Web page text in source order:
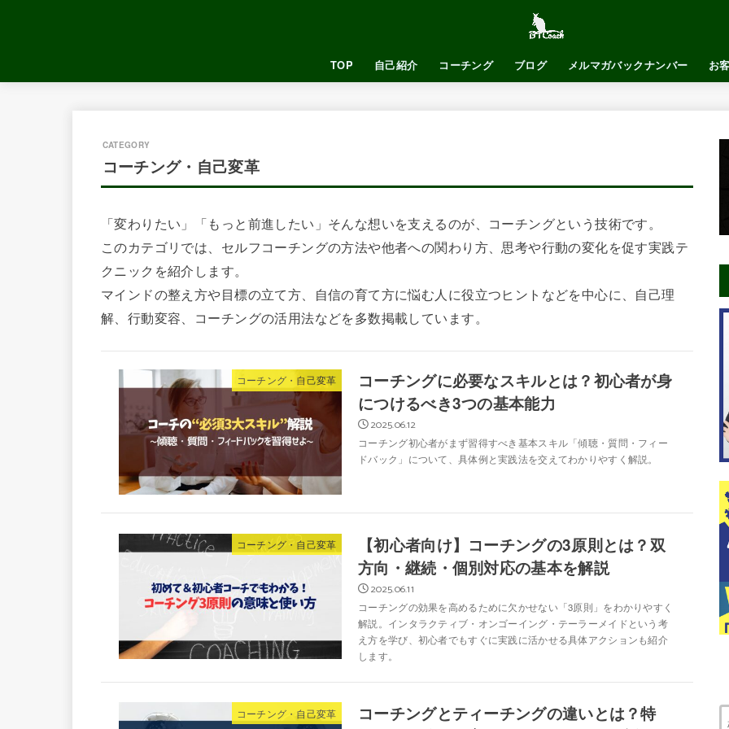
TOP 自己紹介 コーチング ブログ メルマガバックナンバー お
コーチング・自己変革
「変わりたい」「もっと前進したい」そんな想いを支えるのが、コーチングという技術です。
このカテゴリでは、セルフコーチングの方法や他者への関わり方、思考や行動の変化を促す実践テ
クニックを紹介します。
マインドの整え方や目標の立て方、自信の育て方に悩む人に役立つヒントなどを中心に、自己理
解、行動変容、コーチングの活用法などを多数掲載しています。
コーチング・自己変革
コーチングに必要なスキルとは？初心者が身
につけるべき3つの基本能力
2025.06.12
コーチング初心者がまず習得すべき基本スキル「傾聴・質問・フィー
ドバック」について、具体例と実践法を交えてわかりやすく解説。
コーチング・自己変革
【初心者向け】コーチングの3原則とは？双
方向・継続・個別対応の基本を解説
2025.06.11
コーチングの効果を高めるために欠かせない「3原則」をわかりやすく
解説。インタラクティブ・オンゴーイング・テーラーメイドという考
え方を学び、初心者でもすぐに実践に活かせる具体アクションも紹介
します。
コーチング・自己変革
コーチングとティーチングの違いとは？特